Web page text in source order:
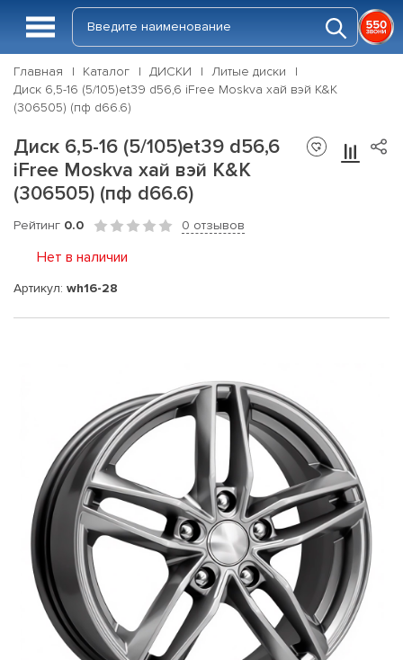
Главная Каталог ДИСКИ
Литые диски
Диск 6,5-16 (5/105)et39 d56,6 iFree Moskva хай вэй К&К
(306505) (пф d66.6)
Диск 6,5-16 (5/105)et39 d56,6
iFree Moskva хай вэй К&К
(306505) (пф d66.6)
Рейтинг 0.0 0 отзывов
Нет в наличии
Артикул: wh16-28